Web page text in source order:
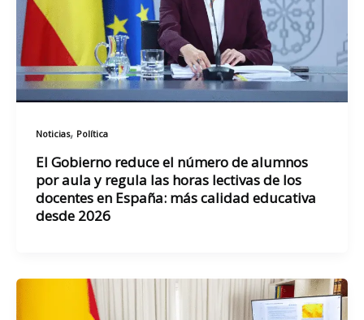
Noticias, Política
El Gobierno reduce el número de alumnos
por aula y regula las horas lectivas de los
docentes en España: más calidad educativa
desde 2026